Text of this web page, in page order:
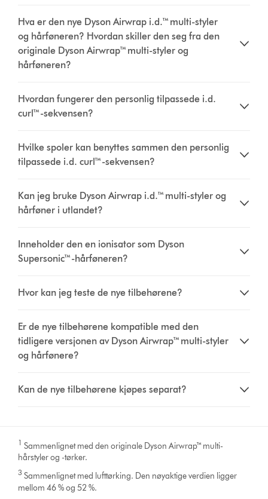
Hva er den nye Dyson Airwrap i.d.™ multi-styler
og hårføneren? Hvordan skiller den seg fra den
originale Dyson Airwrap™ multi-styler og
hårføneren?
Hvordan fungerer den personlig tilpassede i.d.
curl™-sekvensen?
Hvilke spoler kan benyttes sammen den personlig
tilpassede i.d. curl™-sekvensen?
Kan jeg bruke Dyson Airwrap i.d.™ multi-styler og
hårføner i utlandet?
Inneholder den en ionisator som Dyson
Supersonic™-hårføneren?
Hvor kan jeg teste de nye tilbehørene?
Er de nye tilbehørene kompatible med den
tidligere versjonen av Dyson Airwrap™ multi-styler
og hårfønere?
Kan de nye tilbehørene kjøpes separat?
1 Sammenlignet med den originale Dyson Airwrap™ multi-
hårstyler og -tørker.
3 Sammenlignet med lufttørking. Den nøyaktige verdien ligger
mellom 46 % og 52 %.